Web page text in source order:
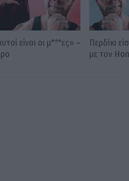
είναι οι μ***ες» –
Περδίκι
με τον